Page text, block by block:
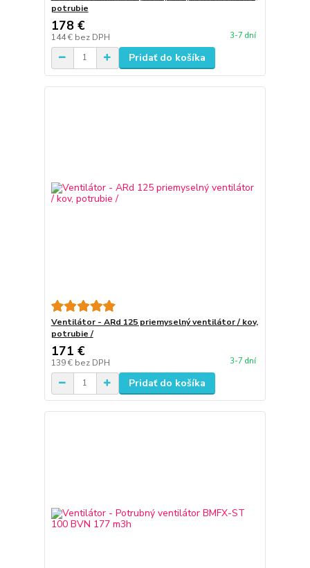
potrubie
178 €
144 € bez DPH 3-7 dní
Pridať do košíka
Ventilátor - ARd 125 priemyselný ventilátor / kov,
potrubie /
171 €
139 € bez DPH 3-7 dní
Pridať do košíka